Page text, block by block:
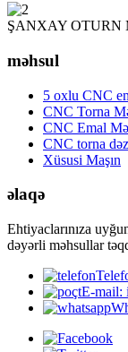
ŞANXAY OTURN
məhsul
5 oxlu CNC
CNC Torna
CNC Emal
CNC torna
Xüsusi Maşın
əlaqə
Ehtiyaclarınıza
dəyərli məhsullar
E-mail: